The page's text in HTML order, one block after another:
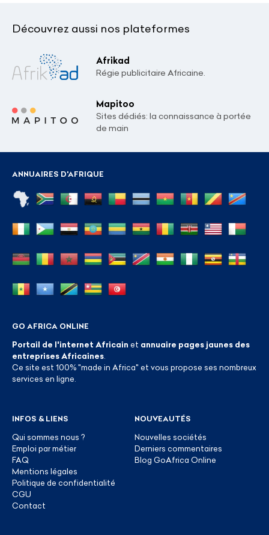
Découvrez aussi nos plateformes
Afrikad
Régie publicitaire Africaine.
Mapitoo
Sites dédiés: la connaissance à portée
de main
ANNUAIRES D'AFRIQUE
GO AFRICA ONLINE
Portail de l'internet Africain et annuaire pages jaunes des
entreprises Africaines
Ce site est 100% "made in Africa" et vous propose ses nombreux
services en ligne.
INFOS & LIENS
Qui sommes nous ?
Emploi par métier
FAQ
Mentions légales
Politique de confidentialité
CGU
Contact
NOUVEAUTÉS
Nouvelles sociétés
Derniers commentaires
Blog GoAfrica Online